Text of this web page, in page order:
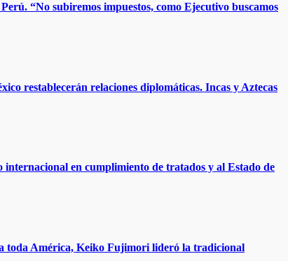
“No subiremos impuestos, como Ejecutivo buscamos
restablecerán relaciones diplomáticas. Incas y Aztecas
en cumplimiento de tratados y al Estado de
toda América, Keiko Fujimori lideró la tradicional